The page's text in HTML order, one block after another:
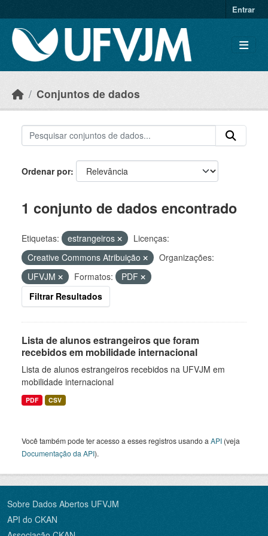
Entrar
Conjuntos de dados
Ordenar por
1 conjunto de dados encontrado
Etiquetas: estrangeiros
Licenças:
Creative Commons Atribuição
Organizações:
UFVJM
Formatos:
PDF
Filtrar Resultados
Lista de alunos estrangeiros que foram
recebidos em mobilidade internacional
Lista de alunos estrangeiros recebidos na UFVJM em
mobilidade internacional
PDF CSV
Você também pode ter acesso a esses registros usando a API (veja
Documentação da API).
Sobre Dados Abertos UFVJM
API do CKAN